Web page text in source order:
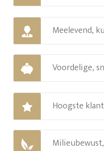
Meelevend,
Voordelige,
Hoogste